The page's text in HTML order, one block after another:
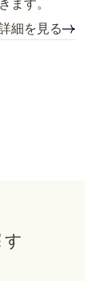
ます。
細を見る